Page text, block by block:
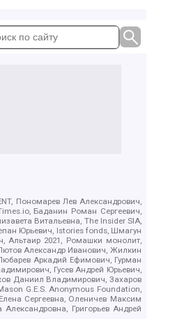
Пономарев Лев Александрович,
Баданин Роман Сергеевич,
Витальевна, The Insider SIA,
Юрьевич, Istories fonds, Шмагун
Альтаир 2021, Ромашки монолит,
Александр Иванович, Жилкин
Аркадий Ефимович, Гурман
Гусев Андрей Юрьевич,
Даниил Владимирович, Захаров
G.E.S. Anonymous Foundation,
Сергеевна, Оленичев Максим
Григорьев Андрей